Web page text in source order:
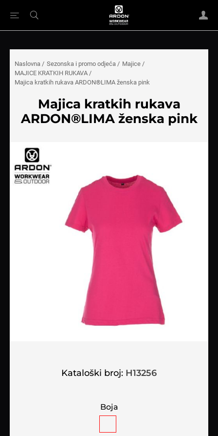
Naslovna / Sezonska i promo odjeća / Majice /
MAJICE KRATKIH RUKAVA /
Majica kratkih rukava ARDON®LIMA ženska pink
Majica kratkih rukava
ARDON®LIMA ženska pink
Kataloški broj: H13256
Boja